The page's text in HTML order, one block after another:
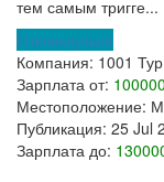
тем самым тригге...
Откликнуться
Компания: 1001 Тур
Зарплата от:
Местоположение:
Публикация: 25 Jul
Зарплата до: